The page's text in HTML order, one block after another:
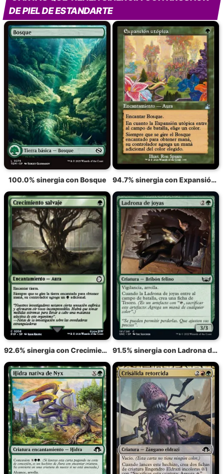
DE PIEL DE ESTANDARTE
100.0% sinergia con Bosque 94.7% sinergia con Expansión de la utopía
92.6% sinergia con Crecimiento salvaje 91.5% sinergia con Ladrona de joyas